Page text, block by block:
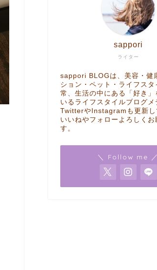
ライター
sappori
sappori BLOGは、美容・健
ション・ペット・ライフスタ
常、生活の中にある「好き」
いるライフスタイルブログメ
TwitterやInstagramも更新し
いいねやフォローよろしくお
す。
＼ Follow me ／